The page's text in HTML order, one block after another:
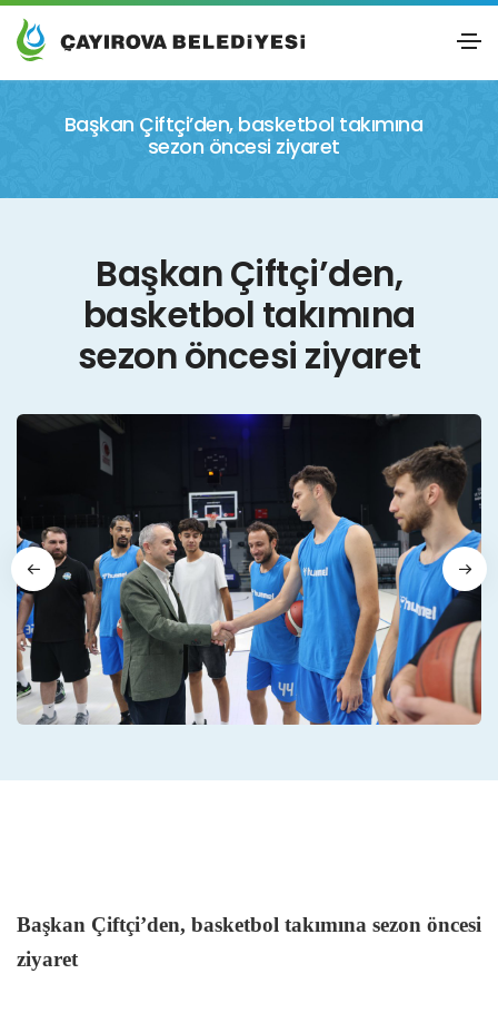
Başkan Çiftçi’den, basketbol takımına
sezon öncesi ziyaret
Başkan Çiftçi’den,
basketbol takımına
sezon öncesi ziyaret
Başkan Çiftçi’den, basketbol takımına sezon öncesi
ziyaret